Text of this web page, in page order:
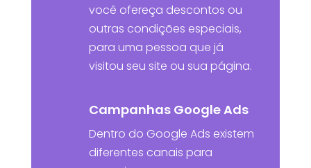
você ofereça descontos ou
outras condições especiais,
para uma pessoa que já
visitou seu site ou sua página.
Campanhas Google Ads
Dentro do Google Ads existem
diferentes canais para